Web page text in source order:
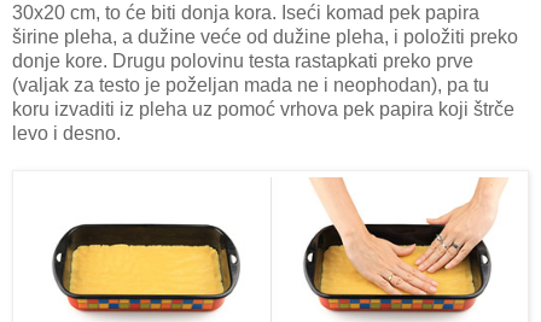
30x20 cm, to će biti donja kora. Iseći komad pek papira
širine pleha, a dužine veće od dužine pleha, i položiti preko
donje kore. Drugu polovinu testa rastapkati preko prve
(valjak za testo je poželjan mada ne i neophodan), pa tu
koru izvaditi iz pleha uz pomoć vrhova pek papira koji štrče
levo i desno.